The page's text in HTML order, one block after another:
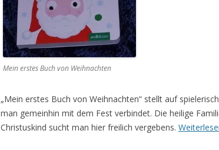
Mein erstes Buch von Weihnachten
„Mein erstes Buch von Weihnachten“ stellt auf
man gemeinhin mit dem Fest verbindet. Die heilige
Christuskind sucht man hier freilich vergebens.